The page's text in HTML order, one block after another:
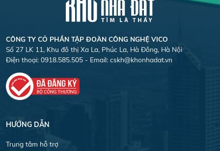
CÔNG TY CỎ PHẦN TẬP ĐOÀN CÔNG NGHỆ VICO
Số 27 LK 11, Khu đô thị Xa La, Phúc La, Hà Đông, Hà Nội
Điện thoại: 0918.585.505 - Email: cskh@khonhadat.vn
HƯỚNG DẪN
Trung tâm hỗ trợ